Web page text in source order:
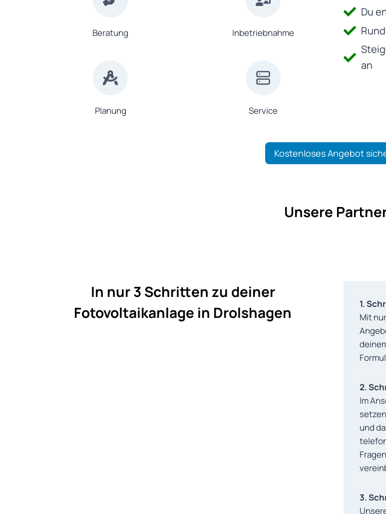
Beratung
Planung
Inbetriebnahme
Service
Du
an
Kostenloses Angebot
Unsere
In nur 3 Schritten zu deiner
Fotovoltaikanlage in Drolshagen
1.
Mit
2.
Im
und
3.